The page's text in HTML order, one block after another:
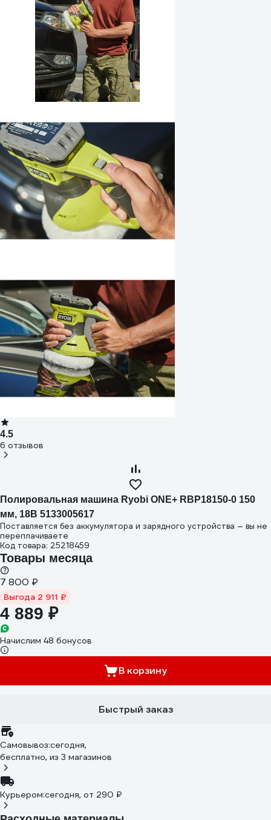
4.5
6 отзывов
Полировальная машина Ryobi ONE+ RBP18150-0 150
мм, 18В 5133005617
Поставляется без аккумулятора и зарядного устройства — вы не
переплачиваете
Код товара: 25218459
Товары месяца
7 800 ₽
Выгода 2 911 ₽
4 889 ₽
Начислим 48 бонусов
В корзину
Быстрый заказ
Самовывоз:сегодня,
бесплатно, из 3 магазинов
Курьером:сегодня, от 290 ₽